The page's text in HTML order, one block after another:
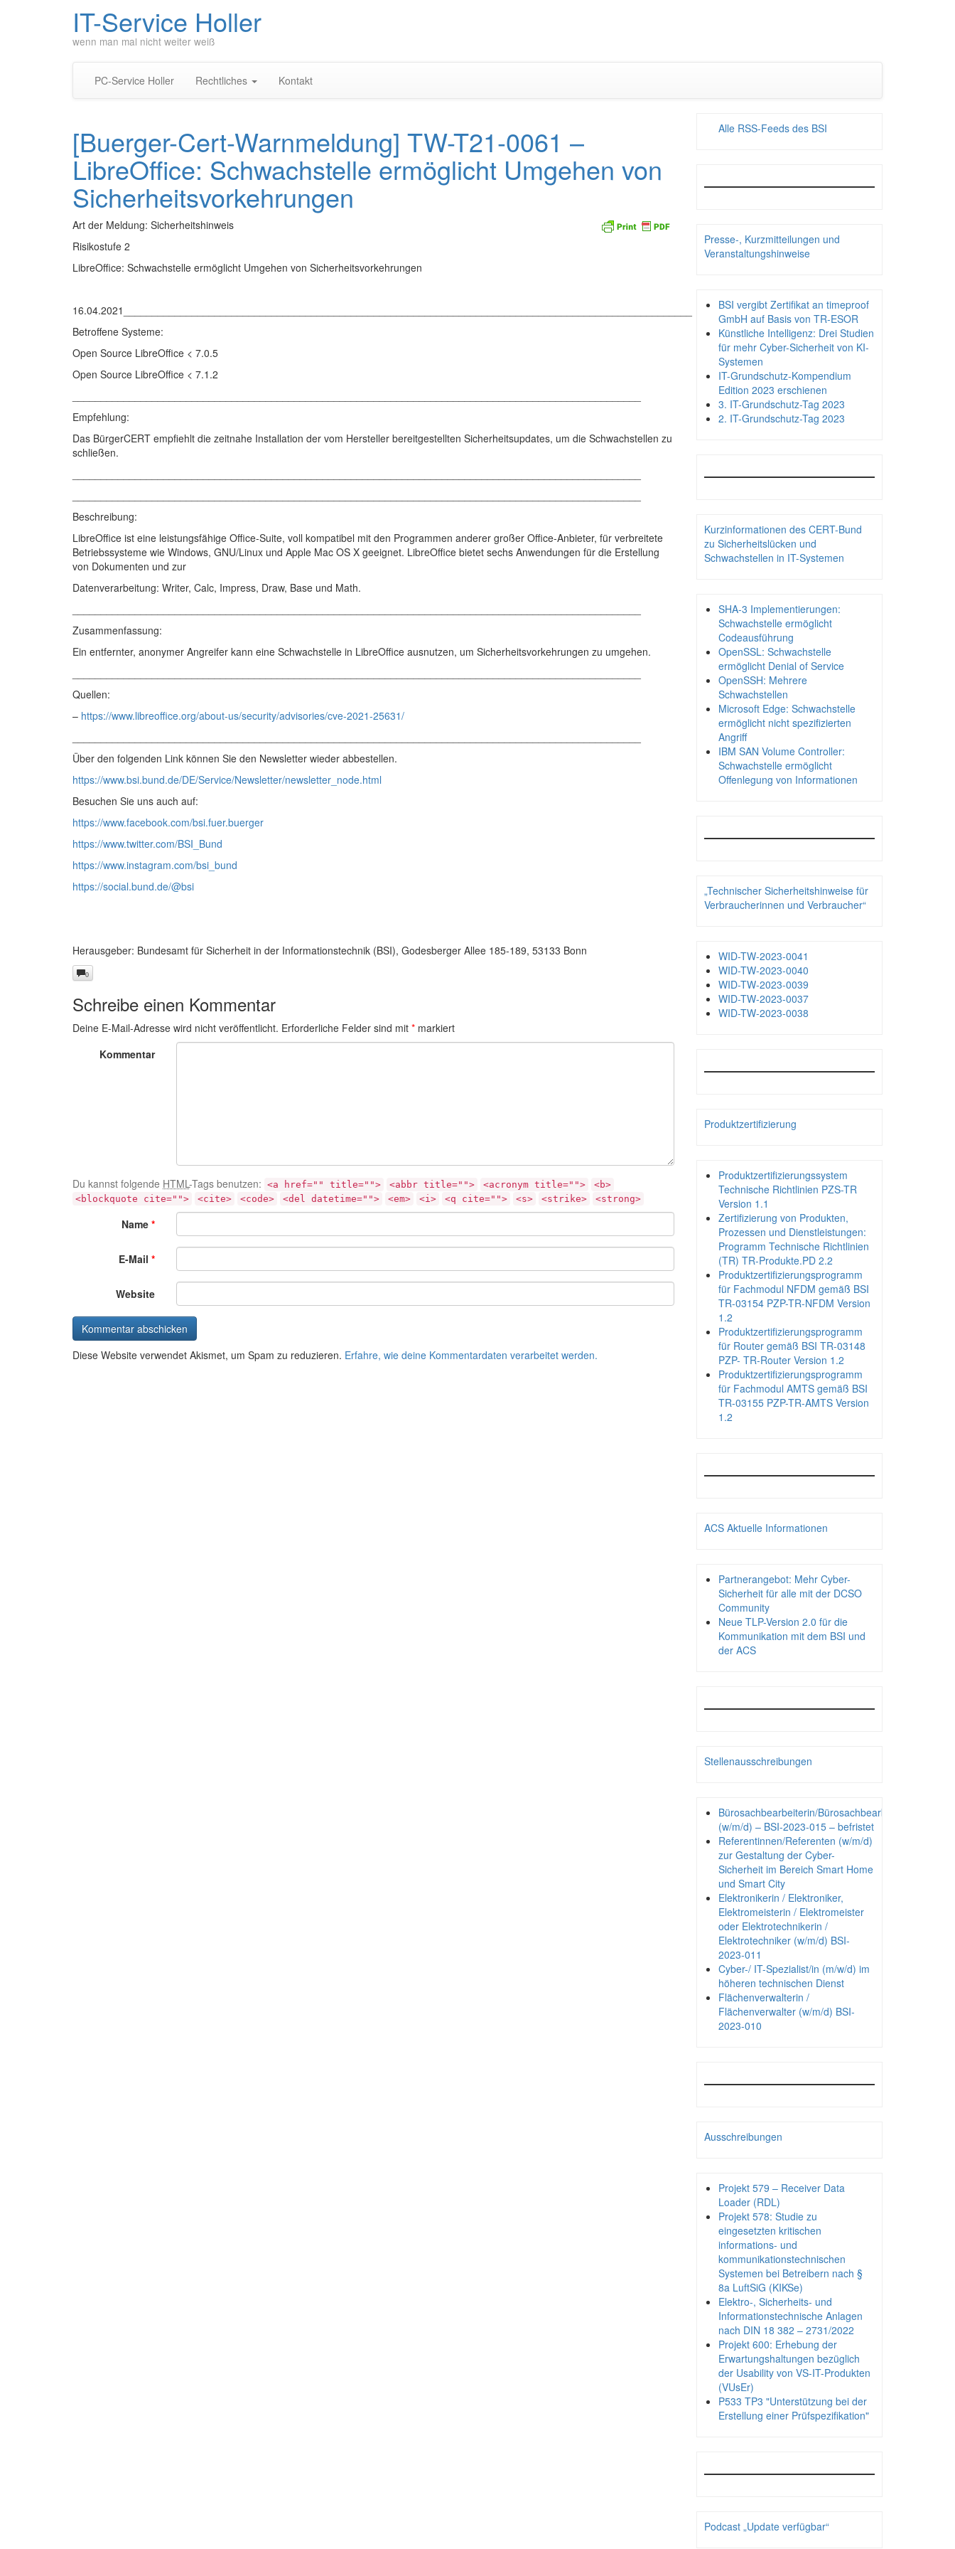
IT-Service Holler
wenn man mal nicht weiter weiß
PC-Service Holler Rechtliches Kontakt
[Buerger-Cert-Warnmeldung] TW-T21-0061 –
LibreOffice: Schwachstelle ermöglicht Umgehen von
Sicherheitsvorkehrungen
Art der Meldung: Sicherheitshinweis
Risikostufe 2
LibreOffice: Schwachstelle ermöglicht Umgehen von Sicherheitsvorkehrungen
16.04.2021____________________________________________________________________________________________________
Betroffene Systeme:
Open Source LibreOffice < 7.0.5
Open Source LibreOffice < 7.1.2
Empfehlung:
Das BürgerCERT empfiehlt die zeitnahe Installation der vom Hersteller bereitgestellten Sicherheitsupdates, um die Schwachstellen zu
schließen.
Beschreibung:
LibreOffice ist eine leistungsfähige Office-Suite, voll kompatibel mit den Programmen anderer großer Office-Anbieter, für verbreitete
Betriebssysteme wie Windows, GNU/Linux und Apple Mac OS X geeignet. LibreOffice bietet sechs Anwendungen für die Erstellung
von Dokumenten und zur
Datenverarbeitung: Writer, Calc, Impress, Draw, Base und Math.
Zusammenfassung:
Ein entfernter, anonymer Angreifer kann eine Schwachstelle in LibreOffice ausnutzen, um Sicherheitsvorkehrungen zu umgehen.
Quellen:
– https://www.libreoffice.org/about-us/security/advisories/cve-2021-25631/
Über den folgenden Link können Sie den Newsletter wieder abbestellen.
https://www.bsi.bund.de/DE/Service/Newsletter/newsletter_node.html
Besuchen Sie uns auch auf:
https://www.facebook.com/bsi.fuer.buerger
https://www.twitter.com/BSI_Bund
https://www.instagram.com/bsi_bund
https://social.bund.de/@bsi
Herausgeber: Bundesamt für Sicherheit in der Informationstechnik (BSI), Godesberger Allee 185-189, 53133 Bonn
0
Schreibe einen Kommentar
Deine E-Mail-Adresse wird nicht veröffentlicht. Erforderliche Felder sind mit * markiert
Kommentar
Du kannst folgende HTML-Tags benutzen: <a href="" title=""> <abbr title=""> <acronym title="">
<b>
<blockquote cite="">
<cite> <code> <del datetime=""> <em> <i> <q cite=""> <s> <strike> <strong>
Name*
E-Mail*
Website
Diese Website verwendet Akismet, um Spam zu reduzieren. Erfahre, wie deine Kommentardaten verarbeitet werden.
Alle RSS-Feeds des BSI
Presse-, Kurzmitteilungen und
Veranstaltungshinweise
BSI vergibt Zertifikat an timeproof
GmbH auf Basis von TR-ESOR
Künstliche Intelligenz: Drei Studien
für mehr Cyber-Sicherheit von KI-
Systemen
IT-Grundschutz-Kompendium
Edition 2023 erschienen
3. IT-Grundschutz-Tag 2023
2. IT-Grundschutz-Tag 2023
Kurzinformationen des CERT-Bund
zu Sicherheitslücken und
Schwachstellen in IT-Systemen
SHA-3 Implementierungen:
Schwachstelle ermöglicht
Codeausführung
OpenSSL: Schwachstelle
ermöglicht Denial of Service
OpenSSH: Mehrere
Schwachstellen
Microsoft Edge: Schwachstelle
ermöglicht nicht spezifizierten
Angriff
IBM SAN Volume Controller:
Schwachstelle ermöglicht
Offenlegung von Informationen
„Technischer Sicherheitshinweise für
Verbraucherinnen und Verbraucher“
WID-TW-2023-0041
WID-TW-2023-0040
WID-TW-2023-0039
WID-TW-2023-0037
WID-TW-2023-0038
Produktzertifizierung
Produktzertifizierungssystem
Technische Richtlinien PZS-TR
Version 1.1
Zertifizierung von Produkten,
Prozessen und Dienstleistungen:
Programm Technische Richtlinien
(TR) TR-Produkte.PD 2.2
Produktzertifizierungsprogramm
für Fachmodul NFDM gemäß BSI
TR-03154 PZP-TR-NFDM Version
1.2
Produktzertifizierungsprogramm
für Router gemäß BSI TR-03148
PZP- TR-Router Version 1.2
Produktzertifizierungsprogramm
für Fachmodul AMTS gemäß BSI
TR-03155 PZP-TR-AMTS Version
1.2
ACS Aktuelle Informationen
Partnerangebot: Mehr Cyber-
Sicherheit für alle mit der DCSO
Community
Neue TLP-Version 2.0 für die
Kommunikation mit dem BSI und
der ACS
Stellenausschreibungen
Bürosachbearbeiterin/Bürosachbearbeiter
(w/m/d) – BSI-2023-015 – befristet
Referentinnen/Referenten (w/m/d)
zur Gestaltung der Cyber-
Sicherheit im Bereich Smart Home
und Smart City
Elektronikerin / Elektroniker,
Elektromeisterin / Elektromeister
oder Elektrotechnikerin /
Elektrotechniker (w/m/d) BSI-
2023-011
Cyber-/ IT-Spezialist/in (m/w/d) im
höheren technischen Dienst
Flächenverwalterin /
Flächenverwalter (w/m/d) BSI-
2023-010
Ausschreibungen
Projekt 579 – Receiver Data
Loader (RDL)
Projekt 578: Studie zu
eingesetzten kritischen
informations- und
kommunikationstechnischen
Systemen bei Betreibern nach §
8a LuftSiG (KIKSe)
Elektro-, Sicherheits- und
Informationstechnische Anlagen
nach DIN 18 382 – 2731/2022
Projekt 600: Erhebung der
Erwartungshaltungen bezüglich
der Usability von VS-IT-Produkten
(VUsEr)
P533 TP3 "Unterstützung bei der
Erstellung einer Prüfspezifikation"
Podcast „Update verfügbar“